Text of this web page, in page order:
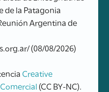
de la Patagonia
Argentina de
(08/08/2026)
Creative
(CC BY-NC).